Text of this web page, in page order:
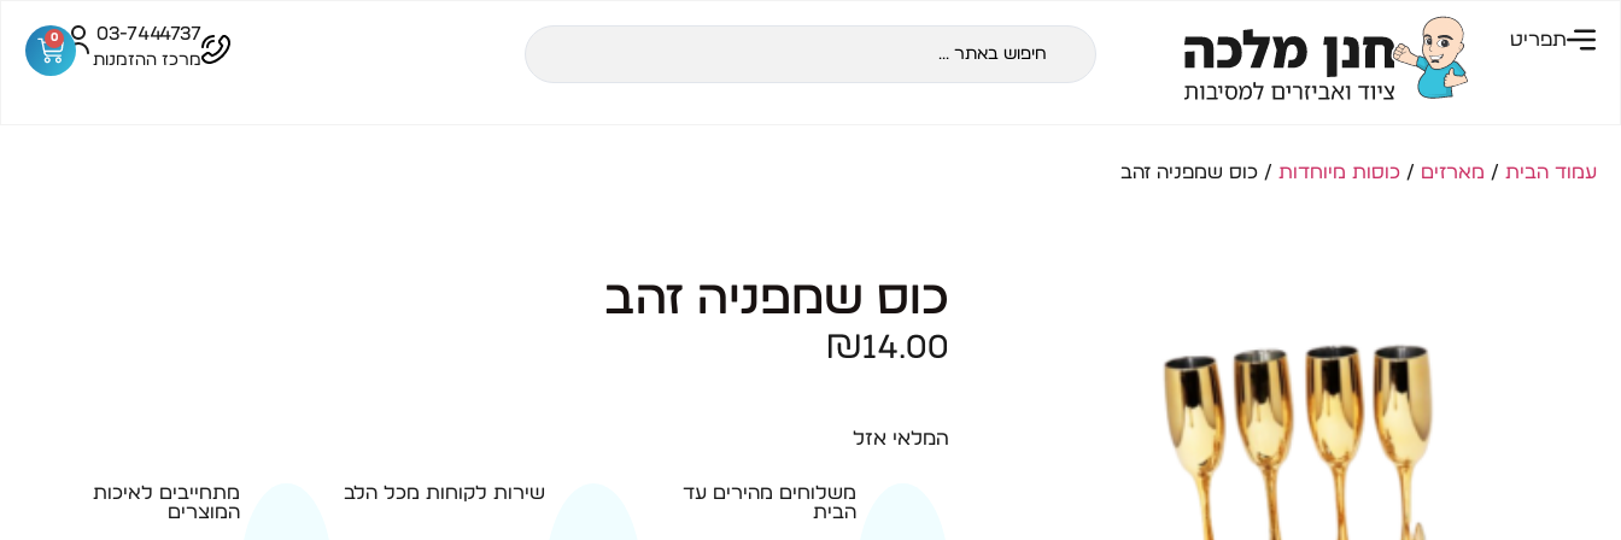
תפריט 0 03-7444737
מרכז ההזמנות
עמוד הבית / מארזים / כוסות מיוחדות / כוס שמפניה זהב
כוס שמפניה זהב
₪14.00
המלאי אזל
משלוחים מהירים עד
הבית
שירות לקוחות מכל הלב
מתחייבים לאיכות
המוצרים